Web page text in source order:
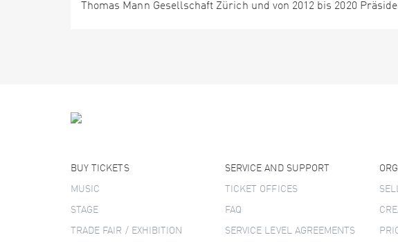
Thomas Mann Gesellschaft Zürich und von 2012 bis 2020
BUY TICKETS
MUSIC
STAGE
TRADE FAIR / EXHIBITION
SERVICE AND SUPPORT
TICKET OFFICES
FAQ
SERVICE LEVEL AGREEMENTS